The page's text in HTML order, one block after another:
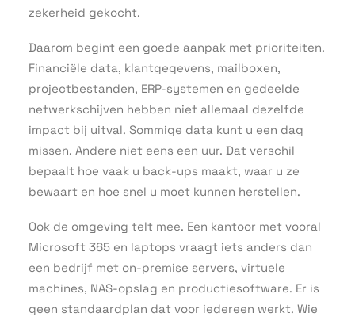
zekerheid gekocht.
Daarom begint een goede aanpak met prioriteiten.
Financiële data, klantgegevens, mailboxen,
projectbestanden, ERP-systemen en gedeelde
netwerkschijven hebben niet allemaal dezelfde
impact bij uitval. Sommige data kunt u een dag
missen. Andere niet eens een uur. Dat verschil
bepaalt hoe vaak u back-ups maakt, waar u ze
bewaart en hoe snel u moet kunnen herstellen.
Ook de omgeving telt mee. Een kantoor met vooral
Microsoft 365 en laptops vraagt iets anders dan
een bedrijf met on-premise servers, virtuele
machines, NAS-opslag en productiesoftware. Er is
geen standaardplan dat voor iedereen werkt. Wie